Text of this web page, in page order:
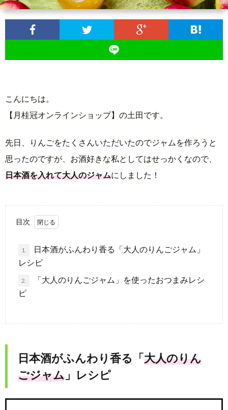
こんにちは。
【月桂冠オンラインショップ】の土田です。
先日、りんごをたくさんいただいたのでジャムを作ろうと
思ったのですが、お酒好きな私としてはせっかくなので、
日本酒を入れて大人のジャムにしました！
目次
1.
日本酒がふんわり香る「大人のりんごジャム」
レシピ
2.
「大人のりんごジャム」を使ったおつまみレシ
ピ
日本酒がふんわり香る「大人のりん
ごジャム 」レシピ